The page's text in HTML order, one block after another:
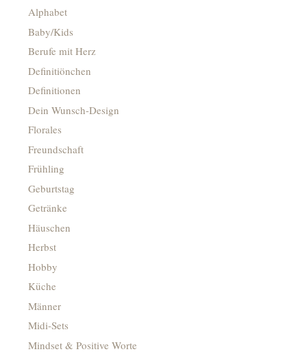
Alphabet
Baby/Kids
Berufe mit Herz
Definitiönchen
Definitionen
Dein Wunsch-Design
Florales
Freundschaft
Frühling
Geburtstag
Getränke
Häuschen
Herbst
Hobby
Küche
Männer
Midi-Sets
Mindset & Positive Worte